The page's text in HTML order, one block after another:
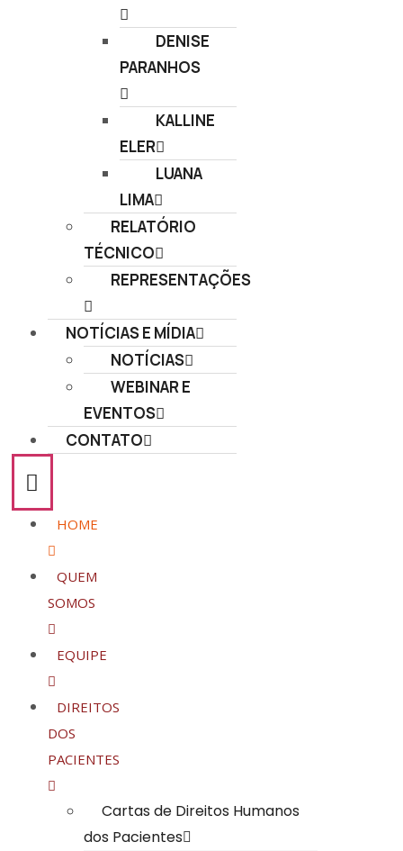
DENISE
PARANHOS​
KALLINE
ELER​
LUANA
LIMA
RELATÓRIO
TÉCNICO
REPRESENTAÇÕES
NOTÍCIAS E MÍDIA
NOTÍCIAS
WEBINAR E
EVENTOS
CONTATO
HOME
QUEM
SOMOS
EQUIPE
DIREITOS
DOS
PACIENTES
Cartas de Direitos Humanos
dos Pacientes